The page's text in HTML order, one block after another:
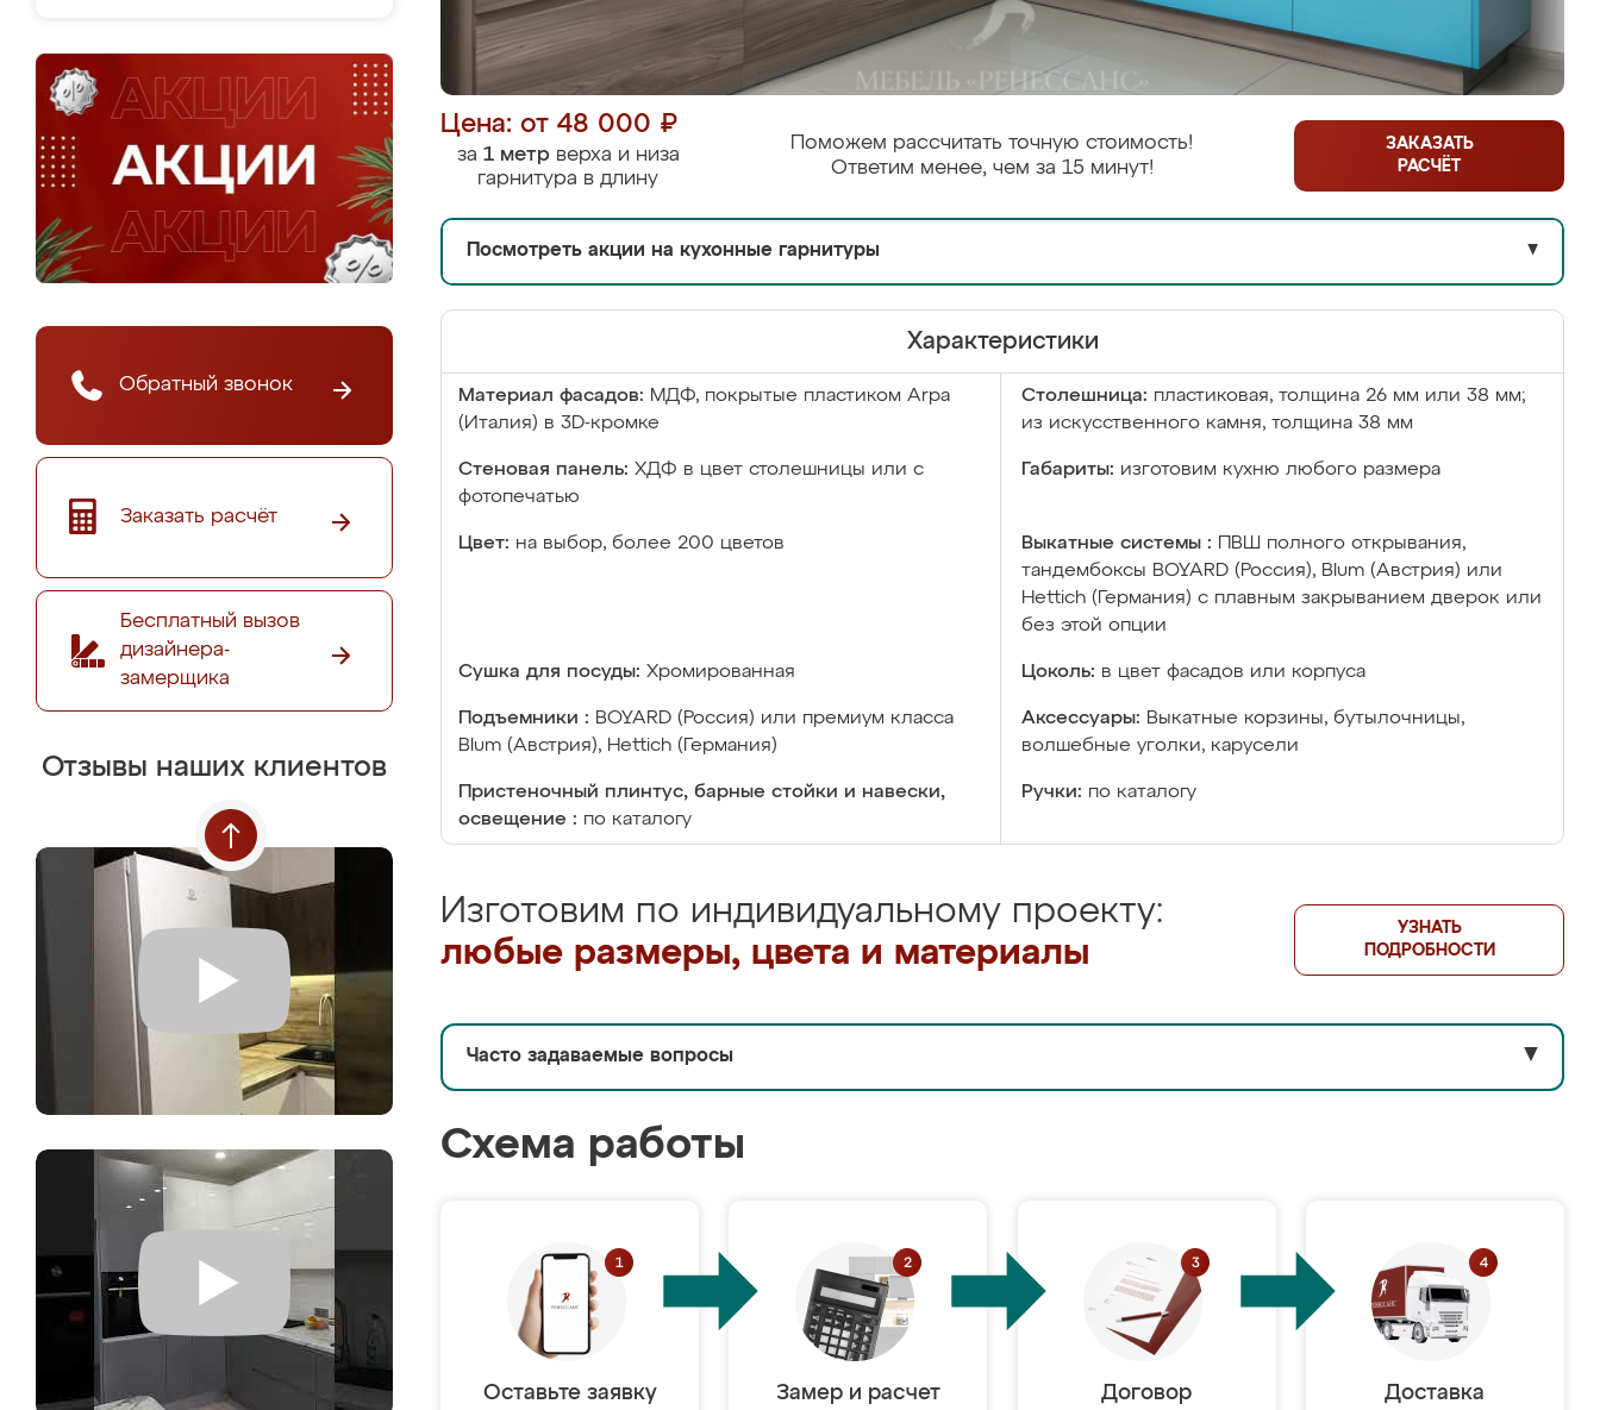
Обратный звонок
Заказать расчёт
Бесплатный вызов
дизайнера-
замерщика
Отзывы наших клиентов
Цена: от 48 000 ₽
за 1 метрверха и низа
гарнитура в длину
Поможем рассчитать точную стоимость!
Ответим менее, чем за 15 минут!
ЗАКАЗАТЬ
РАСЧЁТ
Посмотреть акции на кухонные гарнитуры ▼
Характеристики
Материал фасадов: МДФ, покрытые пластиком Arpa
(Италия) в 3D-кромке
Столешница: пластиковая, толщина 26 мм или 38 мм;
из искусственного камня, толщина 38 мм
Стеновая панель: ХДФ в цвет столешницы или с
фотопечатью
Габариты: изготовим кухню любого размера
Цвет: на выбор, более 200 цветов Выкатные системы :
ПВШ полного открывания,
тандембоксы BOYARD (Россия), Blum (Австрия) или
Hettich (Германия) с плавным закрыванием дверок или
без этой опции
Сушка для посуды: Хромированная Цоколь: в цвет фасадов или корпуса
Подъемники : BOYARD (Россия) или премиум класса
Blum (Австрия), Hettich (Германия)
Аксессуары: Выкатные корзины, бутылочницы,
волшебные уголки, карусели
Пристеночный плинтус, барные стойки и навески,
освещение : по каталогу
Ручки: по каталогу
Изготовим по индивидуальному проекту:
любые размеры, цвета и материалы
УЗНАТЬ
ПОДРОБНОСТИ
Часто задаваемые вопросы ▼
Схема работы
Оставьте заявку Замер и расчет
Договор
Доставка